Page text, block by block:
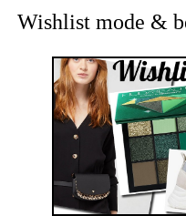
Wishlist mode &